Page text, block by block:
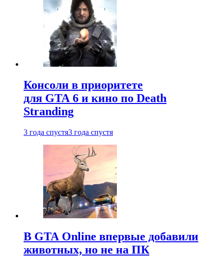
Консоли в приоритете
для GTA 6 и кино по Death
Stranding
3 года спустя3 года спустя
В GTA Online впервые добавили
животных, но не на ПК